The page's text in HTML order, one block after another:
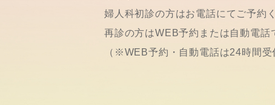
婦人科初診の方はお電話にてご予約
再診の方はWEB予約または自動電話
（※WEB予約・自動電話は24時間受